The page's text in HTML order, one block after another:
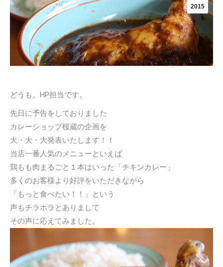
2015
どうも。HP担当です。
先日に予告をしておりました
カレーショップ桜蔵の企画を
大・大・大発表いたします！！
当店一番人気のメニューといえば
鶏もも肉まるごと１本はいった「チキンカレー」
多くのお客様より好評をいただきながら
「もっと食べたい！！」という
声もチラホラとありまして
その声に応えてみました。